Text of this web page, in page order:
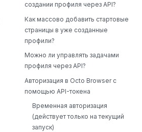
создании профиля через API?
Как массово добавить стартовые
страницы в уже созданные
профили?
Можно ли управлять задачами
профиля через API?
Авторизация в Octo Browser с
помощью API-токена
Временная авторизация
(действует только на текущий
запуск)